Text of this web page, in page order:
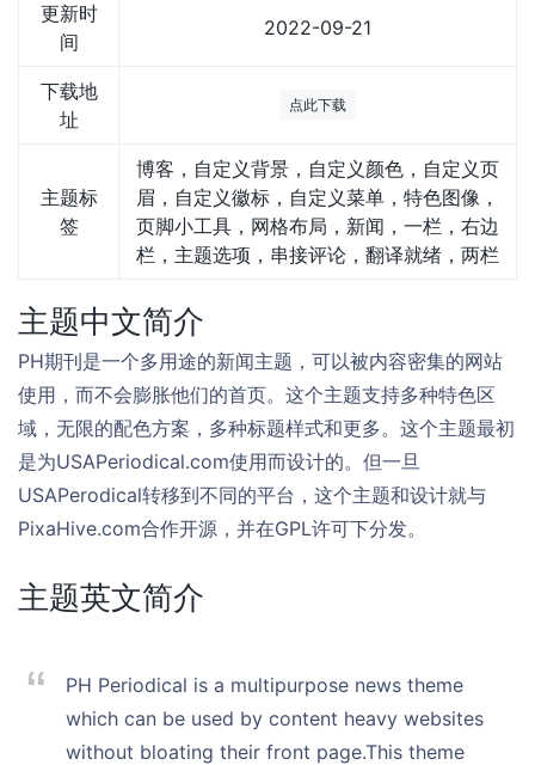
更新时
间
2022-09-21
下载地
址
点此下载
主题标
签
博客，自定义背景，自定义颜色，自定义页
眉，自定义徽标，自定义菜单，特色图像，
页脚小工具，网格布局，新闻，一栏，右边
栏，主题选项，串接评论，翻译就绪，两栏
主题中文简介
PH期刊是一个多用途的新闻主题，可以被内容密集的网站
使用，而不会膨胀他们的首页。这个主题支持多种特色区
域，无限的配色方案，多种标题样式和更多。这个主题最初
是为USAPeriodical.com使用而设计的。但一旦
USAPerodical转移到不同的平台，这个主题和设计就与
PixaHive.com合作开源，并在GPL许可下分发。
主题英文简介
PH Periodical is a multipurpose news theme
which can be used by content heavy websites
without bloating their front page.This theme